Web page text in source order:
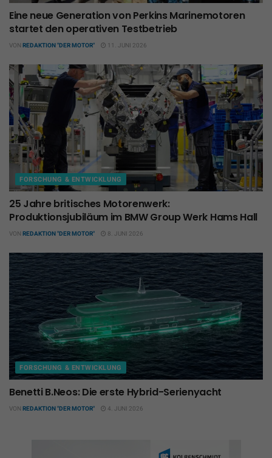
Eine neue Generation von Perkins Marinemotoren
startet den operativen Testbetrieb
VON REDAKTION "DER MOTOR" 11. JUNI 2026
FORSCHUNG & ENTWICKLUNG
25 Jahre britisches Motorenwerk:
Produktionsjubiläum im BMW Group Werk Hams Hall
VON REDAKTION "DER MOTOR" 8. JUNI 2026
FORSCHUNG & ENTWICKLUNG
Benetti B.Neos: Die erste Hybrid-Serienyacht
VON REDAKTION "DER MOTOR" 4. JUNI 2026